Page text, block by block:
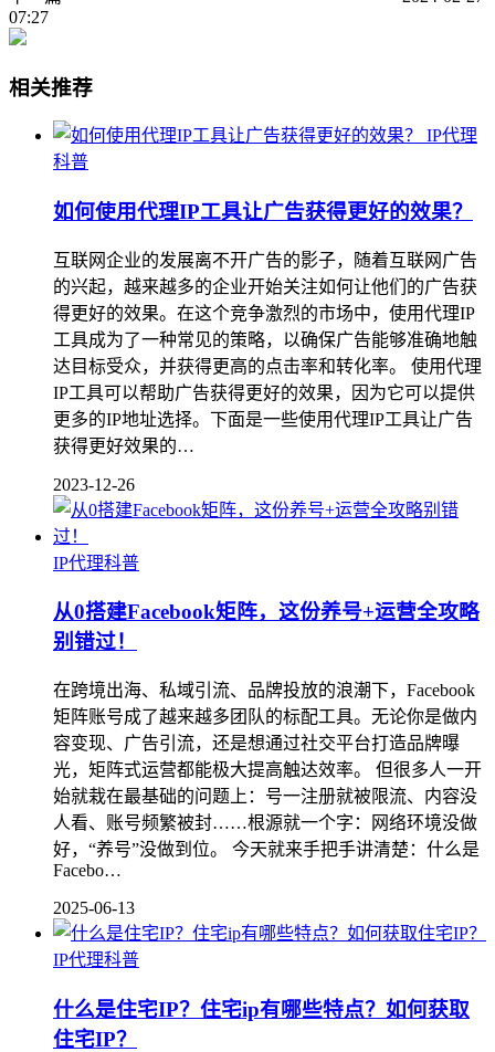
07:27
相关推荐
IP代理
科普
如何使用代理IP工具让广告获得更好的效果？
互联网企业的发展离不开广告的影子，随着互联网广告
的兴起，越来越多的企业开始关注如何让他们的广告获
得更好的效果。在这个竞争激烈的市场中，使用代理IP
工具成为了一种常见的策略，以确保广告能够准确地触
达目标受众，并获得更高的点击率和转化率。 使用代理
IP工具可以帮助广告获得更好的效果，因为它可以提供
更多的IP地址选择。下面是一些使用代理IP工具让广告
获得更好效果的…
2023-12-26
IP代理科普
从0搭建Facebook矩阵，这份养号+运营全攻略
别错过！
在跨境出海、私域引流、品牌投放的浪潮下，Facebook
矩阵账号成了越来越多团队的标配工具。无论你是做内
容变现、广告引流，还是想通过社交平台打造品牌曝
光，矩阵式运营都能极大提高触达效率。 但很多人一开
始就栽在最基础的问题上：号一注册就被限流、内容没
人看、账号频繁被封……根源就一个字：网络环境没做
好，“养号”没做到位。 今天就来手把手讲清楚：什么是
Facebo…
2025-06-13
IP代理科普
什么是住宅IP？住宅ip有哪些特点？如何获取
住宅IP？